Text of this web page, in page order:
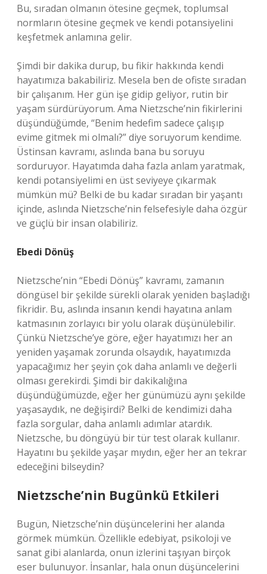
Bu, sıradan olmanın ötesine geçmek, toplumsal
normların ötesine geçmek ve kendi potansiyelini
keşfetmek anlamına gelir.
Şimdi bir dakika durup, bu fikir hakkında kendi
hayatımıza bakabiliriz. Mesela ben de ofiste sıradan
bir çalışanım. Her gün işe gidip geliyor, rutin bir
yaşam sürdürüyorum. Ama Nietzsche’nin fikirlerini
düşündüğümde, “Benim hedefim sadece çalışıp
evime gitmek mi olmalı?” diye soruyorum kendime.
Üstinsan kavramı, aslında bana bu soruyu
sorduruyor. Hayatımda daha fazla anlam yaratmak,
kendi potansiyelimi en üst seviyeye çıkarmak
mümkün mü? Belki de bu kadar sıradan bir yaşantı
içinde, aslında Nietzsche’nin felsefesiyle daha özgür
ve güçlü bir insan olabiliriz.
Ebedi Dönüş
Nietzsche’nin “Ebedi Dönüş” kavramı, zamanın
döngüsel bir şekilde sürekli olarak yeniden başladığı
fikridir. Bu, aslında insanın kendi hayatına anlam
katmasının zorlayıcı bir yolu olarak düşünülebilir.
Çünkü Nietzsche’ye göre, eğer hayatımızı her an
yeniden yaşamak zorunda olsaydık, hayatımızda
yapacağımız her şeyin çok daha anlamlı ve değerli
olması gerekirdi. Şimdi bir dakikalığına
düşündüğümüzde, eğer her günümüzü aynı şekilde
yaşasaydık, ne değişirdi? Belki de kendimizi daha
fazla sorgular, daha anlamlı adımlar atardık.
Nietzsche, bu döngüyü bir tür test olarak kullanır.
Hayatını bu şekilde yaşar mıydın, eğer her an tekrar
edeceğini bilseydin?
Nietzsche’nin Bugünkü Etkileri
Bugün, Nietzsche’nin düşüncelerini her alanda
görmek mümkün. Özellikle edebiyat, psikoloji ve
sanat gibi alanlarda, onun izlerini taşıyan birçok
eser bulunuyor. İnsanlar, hala onun düşüncelerini